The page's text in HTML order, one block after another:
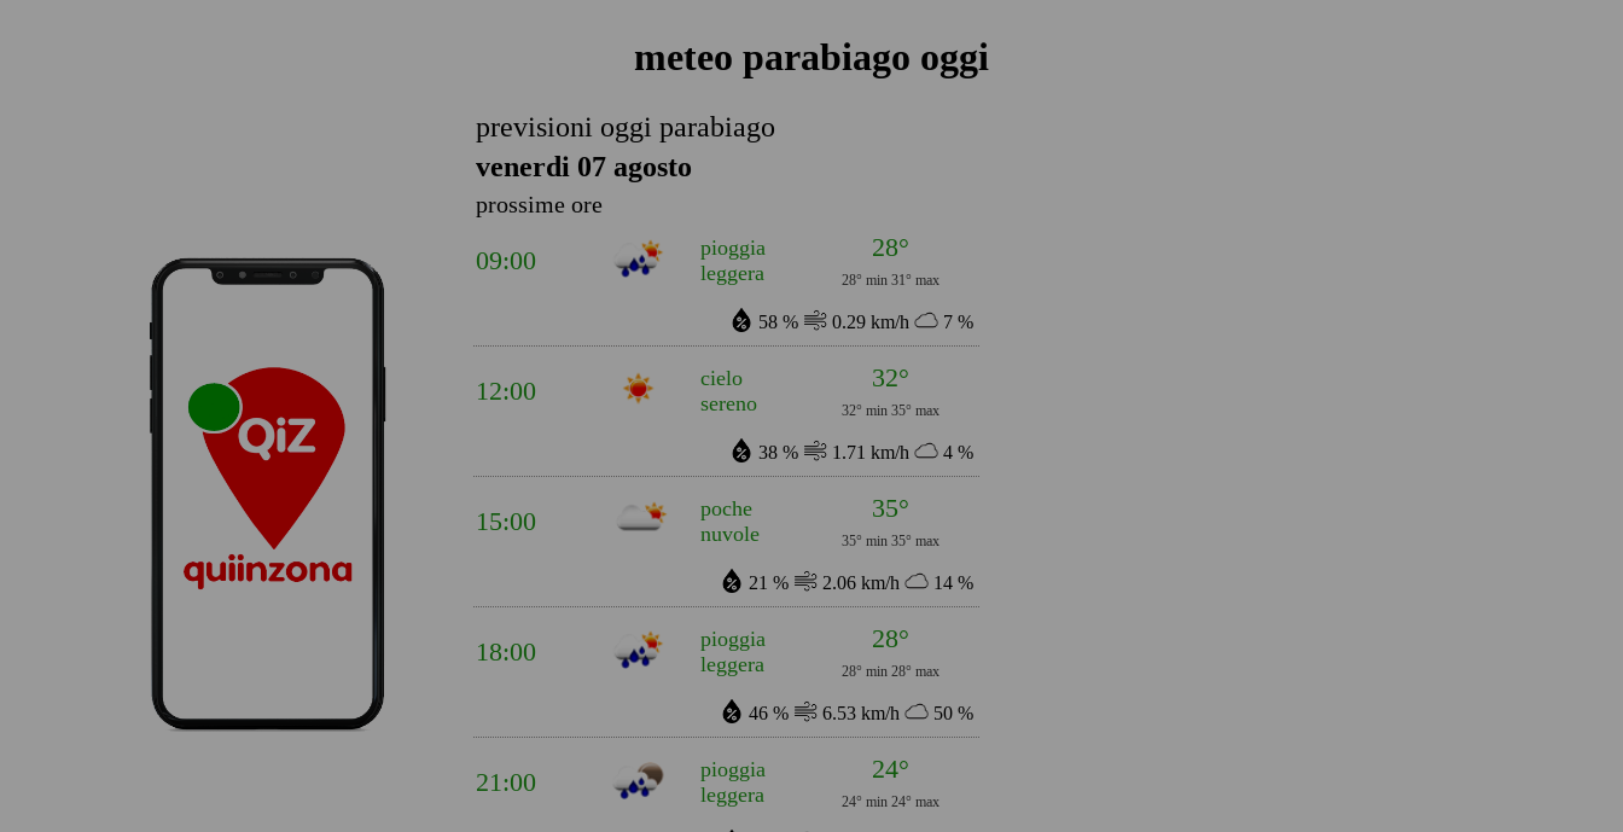
meteo parabiago oggi
previsioni oggi parabiago
venerdi 07 agosto
prossime ore
09:00
pioggia
leggera
28°
28° min 31° max
58 % 0.29 km/h 7 %
12:00
cielo
sereno
32°
32° min 35° max
38 % 1.71 km/h 4 %
15:00
poche
nuvole
35°
35° min 35° max
21 % 2.06 km/h 14 %
18:00
pioggia
leggera
28°
28° min 28° max
46 % 6.53 km/h 50 %
21:00
pioggia
leggera
24°
24° min 24° max